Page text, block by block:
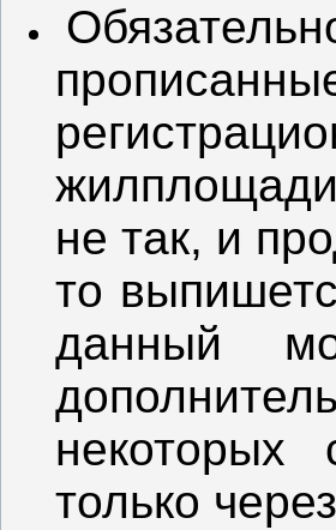
не так, и
то
данный
некоторых
только